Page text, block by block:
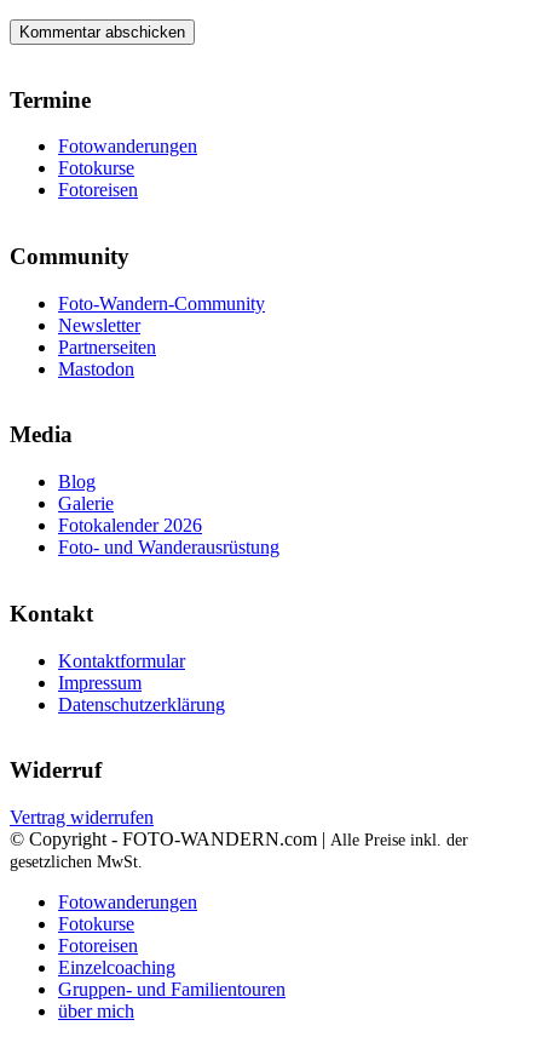
Termine
Fotowanderungen
Fotokurse
Fotoreisen
Community
Foto-Wandern-Community
Newsletter
Partnerseiten
Mastodon
Media
Blog
Galerie
Fotokalender 2026
Foto- und Wanderausrüstung
Kontakt
Kontaktformular
Impressum
Datenschutzerklärung
Widerruf
Vertrag widerrufen
© Copyright - FOTO-WANDERN.com | Alle Preise inkl. der
gesetzlichen MwSt.
Fotowanderungen
Fotokurse
Fotoreisen
Einzelcoaching
Gruppen- und Familientouren
über mich